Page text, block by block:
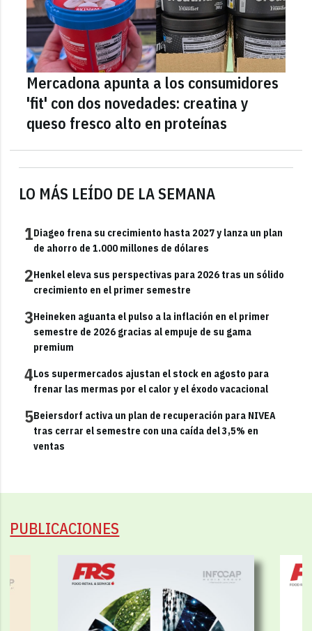
LO MÁS LEÍDO DE LA SEMANA
1Diageo frena su crecimiento hasta 2027 y lanza un plan
de ahorro de 1.000 millones de dólares
2Henkel eleva sus perspectivas para 2026 tras un sólido
crecimiento en el primer semestre
3Heineken aguanta el pulso a la inflación en el primer
semestre de 2026 gracias al empuje de su gama
premium
4Los supermercados ajustan el stock en agosto para
frenar las mermas por el calor y el éxodo vacacional
5Beiersdorf activa un plan de recuperación para NIVEA
tras cerrar el semestre con una caída del 3,5% en
ventas
Mercadona apunta a los consumidores
'fit' con dos novedades: creatina y
queso fresco alto en proteínas
PUBLICACIONES